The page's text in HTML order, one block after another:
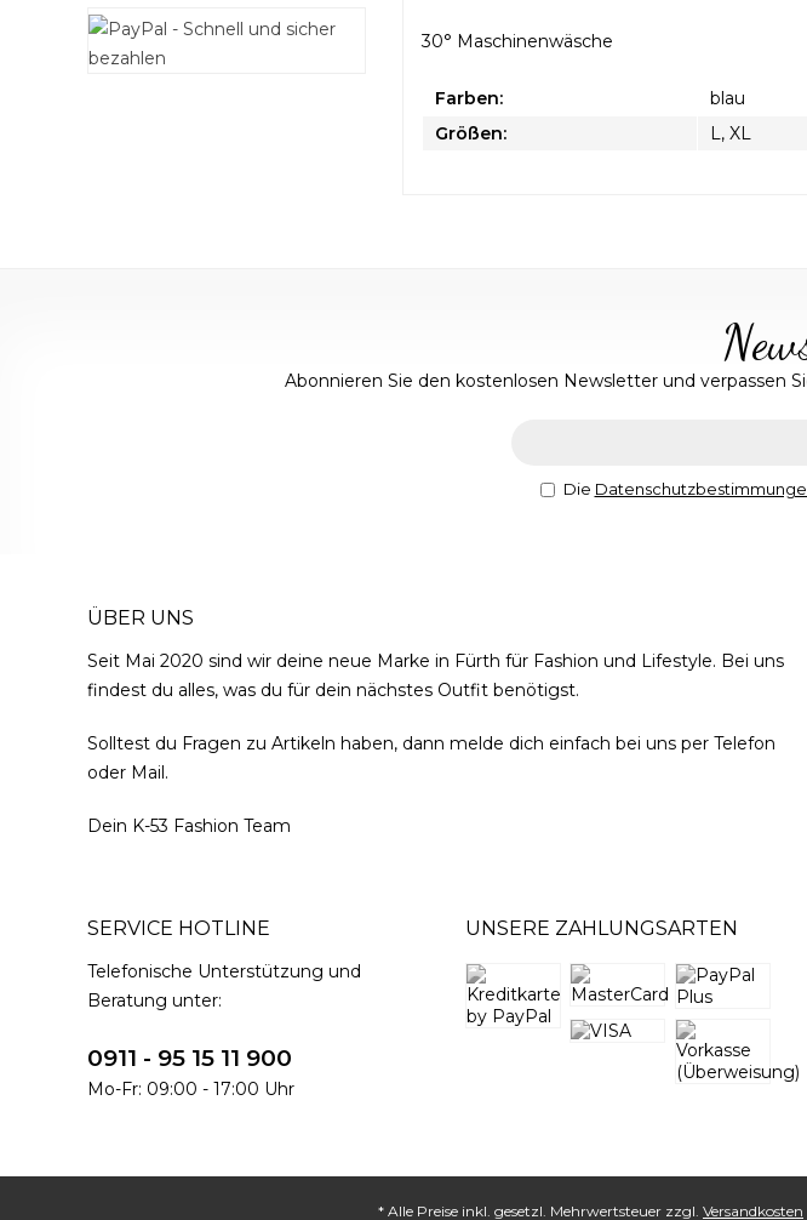
30° Maschinenwäsche
Farben:
blau
Größen:
L, XL
Abonnieren Sie den kostenlosen Newsletter und verpassen
Die
ÜBER UNS
Seit Mai 2020 sind wir deine neue Marke in Fürth für Fashion und Lifestyle. Bei uns
findest du alles, was du für dein nächstes Outfit benötigst.
Solltest du Fragen zu Artikeln haben, dann melde dich einfach bei uns per Telefon
oder Mail.
Dein K-53 Fashion Team
SERVICE HOTLINE
Telefonische Unterstützung und
Beratung unter:
0911 - 95 15 11 900
Mo-Fr: 09:00 - 17:00 Uhr
UNSERE ZAHLUNGSARTEN
* Alle Preise inkl. gesetzl. Mehrwertsteuer zzgl. Versandkosten